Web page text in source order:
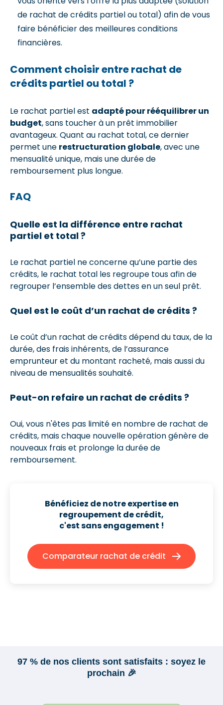
de rachat de crédits partiel ou total) afin de vous
faire bénéficier des meilleures conditions
financières.
Comment choisir entre rachat de
crédits partiel ou total ?
Le rachat partiel est adapté pour rééquilibrer un
budget, sans toucher à un prêt immobilier
avantageux. Quant au rachat total, ce dernier
permet une restructuration globale, avec une
mensualité unique, mais une durée de
remboursement plus longue.
FAQ
Quelle est la différence entre rachat
partiel et total ?
Le rachat partiel ne concerne qu’une partie des
crédits, le rachat total les regroupe tous afin de
regrouper l’ensemble des dettes en un seul prêt.
Quel est le coût d’un rachat de crédits ?
Le coût d’un rachat de crédits dépend du taux, de la
durée, des frais inhérents, de l’assurance
emprunteur et du montant racheté, mais aussi du
niveau de mensualités souhaité.
Peut-on refaire un rachat de crédits ?
Oui, vous n'êtes pas limité en nombre de rachat de
crédits, mais chaque nouvelle opération génère de
nouveaux frais et prolonge la durée de
remboursement.
Bénéficiez de notre expertise en
regroupement de crédit,
c'est sans engagement !
Comparateur rachat de crédit